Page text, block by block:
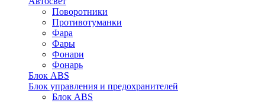
Поворотники
Противотуманки
Фара
Фары
Фонари
Фонарь
Блок ABS
Блок управления и предохранителей
Блок ABS